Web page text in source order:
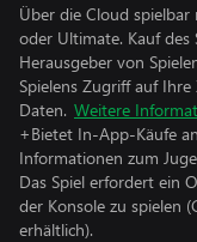
Über die Cloud spielbar
oder Ultimate. Kauf des
Herausgeber von
Spielens Zugriff auf
Daten. Weitere
+Bietet In-App-Käufe
Informationen zum
Das Spiel erfordert ein
der Konsole zu spielen
erhältlich).